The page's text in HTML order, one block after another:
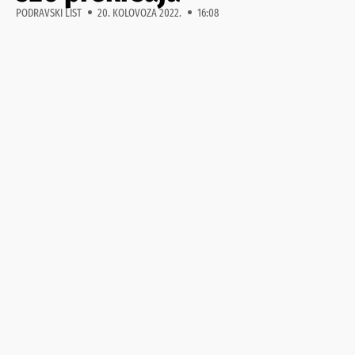
PODRAVSKI LIST 20. KOLOVOZA 2022. 16:08